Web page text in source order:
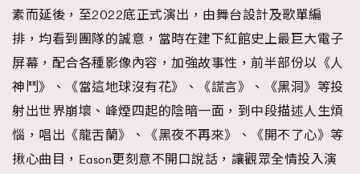
素而延後，至2022底正式演出，由舞台設計及歌單編
排，均看到團隊的誠意，當時在建下紅館史上最巨大電子
屏幕，配合各種影像內容，加強故事性，前半部份以《人
神鬥》、《當這地球沒有花》、《謊言》、《黑洞》等投
射出世界崩壞、峰煙四起的陰暗一面，到中段描述人生煩
惱，唱出《龍舌蘭》、《黑夜不再來》、《開不了心》等
揪心曲目，Eason更刻意不開口說話，讓觀眾全情投入演